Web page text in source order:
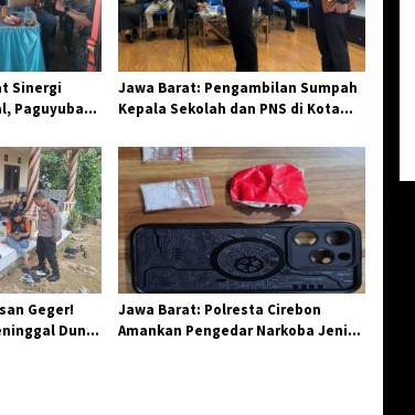
Sinergi
Paguyuban
Jawa Barat: Pengambilan Sumpah
Kepala Sekolah dan PNS di Kota
Integritas Aparatur Pendidikan dan
Birokrasi
Geger!
Dunia
Jawa Barat: Polresta Cirebon
Amankan Pengedar Narkoba Jenis